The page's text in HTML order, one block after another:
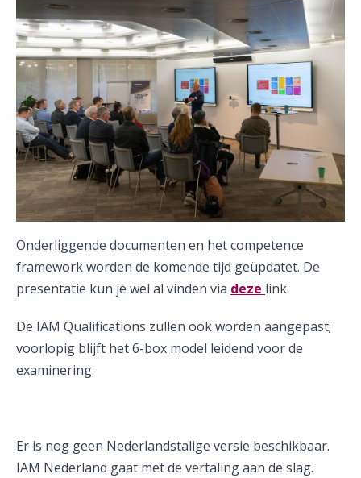
Onderliggende documenten en het competence
framework worden de komende tijd geüpdatet. De
presentatie kun je wel al vinden via deze link.
De IAM Qualifications zullen ook worden aangepast;
voorlopig blijft het 6-box model leidend voor de
examinering.
Er is nog geen Nederlandstalige versie beschikbaar.
IAM Nederland gaat met de vertaling aan de slag.